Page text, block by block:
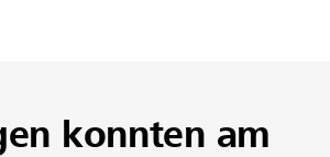
konnten am